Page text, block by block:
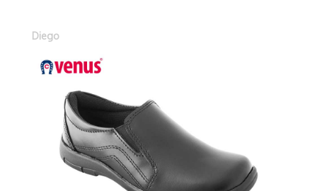
Diego